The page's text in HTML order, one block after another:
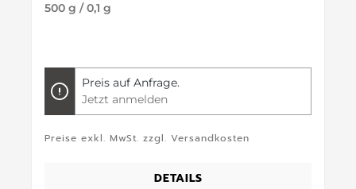
500 g / 0,1 g
Preis auf Anfrage.
Jetzt anmelden
Preise exkl. MwSt. zzgl. Versandkosten
DETAILS